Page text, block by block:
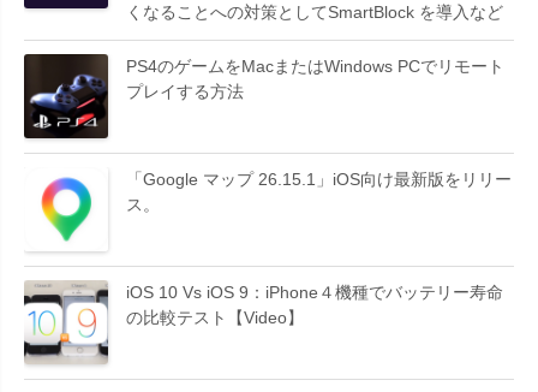
くなることへの対策としてSmartBlock を導入など
PS4のゲームをMacまたはWindows PCでリモート
プレイする方法
「Google マップ 26.15.1」iOS向け最新版をリリー
ス。
iOS 10 Vs iOS 9：iPhone４機種でバッテリー寿命
の比較テスト【Video】